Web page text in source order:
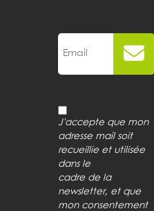
J'accepte que mon
adresse mail soit
recueillie et utilisée
dans le
cadre de la
newsletter, et que
mon consentement